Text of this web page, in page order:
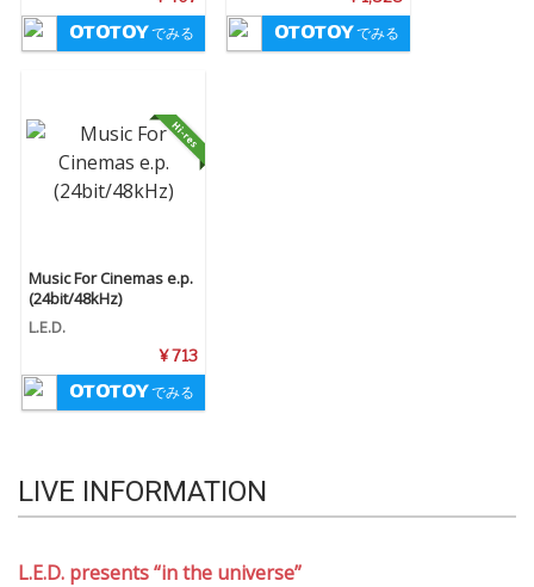
でみる でみる
Music For Cinemas e.p.
(24bit/48kHz)
L.E.D.
¥ 713
でみる
LIVE INFORMATION
L.E.D. presents “in the universe”